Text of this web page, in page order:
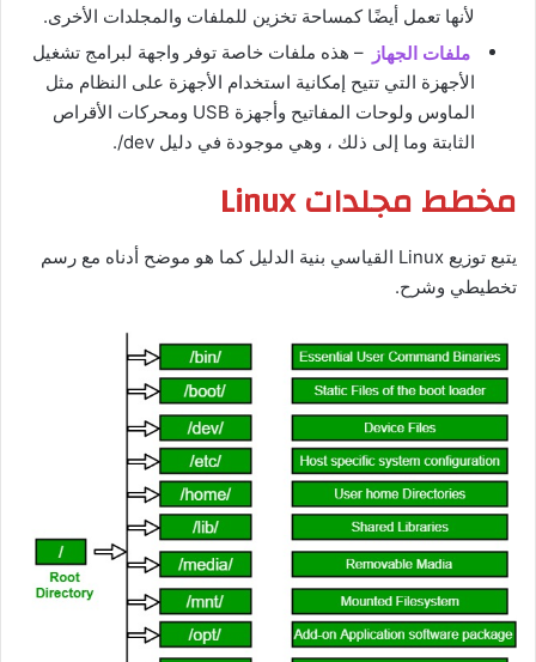
لأنها تعمل أيضًا كمساحة تخزين للملفات والمجلدات الأخرى.
ملفات الجهاز – هذه ملفات خاصة توفر واجهة لبرامج تشغيل
الأجهزة التي تتيح إمكانية استخدام الأجهزة على النظام مثل
الماوس ولوحات المفاتيح وأجهزة USB ومحركات الأقراص
الثابتة وما إلى ذلك ، وهي موجودة في دليل dev/.
مخطط مجلدات Linux
يتبع توزيع Linux القياسي بنية الدليل كما هو موضح أدناه مع رسم
تخطيطي وشرح.